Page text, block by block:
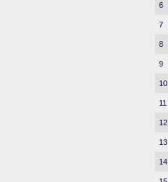
6
7
8
9
10
11
12
13
14